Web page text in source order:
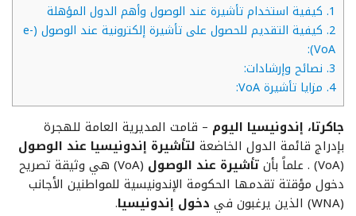
1. كيفية استخدام تأشيرة عند الوصول وأهم الدول المؤهلة
2.
كيفية التقديم للحصول على تأشيرة إلكترونية عند الوصول (e-
VoA):
3. نصائح وإرشادات:
4. مزايا تأشيرة VoA:
جاكرتا، إندونيسيا اليوم – قامت المديرية العامة للهجرة
بإدراج قائمة الدول الخاضعة لتأشيرة إندونيسيا عند الوصول
(VoA) . علماً بأن
تأشيرة عند الوصول
(VoA) هي وثيقة تصريح
دخول مؤقتة تقدمها الحكومة الإندونيسية للمواطنين الأجانب
(WNA) الذين يرغبون في
دخول إندونيسيا.